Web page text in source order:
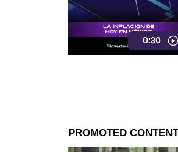
0:30